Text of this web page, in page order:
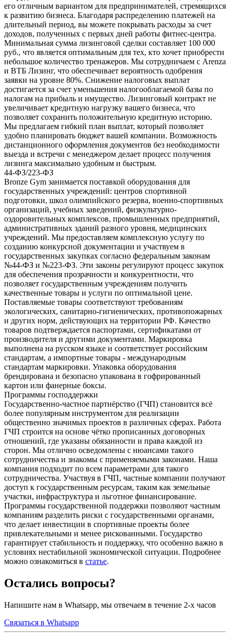
его отличным вариантом для предпринимателей, стремящихся
к развитию бизнеса. Благодаря распределению платежей на
длительный период, вы можете покрывать расходы за счет
доходов, полученных с первых дней работы фитнес-центра.
Минимальная сумма лизинговой сделки составляет 100 000
руб., что является оптимальным для тех, кто хочет приобрести
небольшое количество тренажеров. Мы сотрудничаем с Arenza
и ВТБ Лизинг, что обеспечивает вероятность одобрения
заявки на уровне 80%. Снижение налоговых выплат
достигается за счет уменьшения налогооблагаемой базы по
налогам на прибыль и имущество. Лизинговый контракт не
увеличивает кредитную нагрузку вашего бизнеса, что
позволяет сохранить положительную кредитную историю.
Мы предлагаем гибкий план выплат, который позволяет
удобно планировать бюджет вашей компании. Возможность
дистанционного оформления документов без необходимости
выезда и встречи с менеджером делает процесс получения
лизинга максимально удобным и быстрым.
44-ФЗ/223-ФЗ
Bronze Gym занимается поставкой оборудования для
государственных учреждений: центров спортивной
подготовки, школ олимпийского резерва, военно-спортивных
организаций, учебных заведений, физкультурно-
оздоровительных комплексов, промышленных предприятий,
административных зданий разного уровня, медицинских
учреждений. Мы предоставляем комплексную услугу по
созданию конкурсной документации и участвуем в
государственных закупках согласно федеральным законам
№44-ФЗ и №223-ФЗ. Эти законы регулируют процесс закупок
для обеспечения прозрачности и конкурентности, что
позволяет государственным учреждениям получить
качественные товары и услуги по оптимальной цене.
Поставляемые товары соответствуют требованиям
экологических, санитарно-гигиенических, противопожарных
и других норм, действующих на территории РФ. Качество
товаров подтверждается паспортами, сертификатами от
производителя и другими документами. Маркировка
выполнена на русском языке и соответствует российским
стандартам, а импортные товары - международным
стандартам маркировки. Упаковка оборудования
брендирована и безопасно упакована в гофрированный
картон или фанерные боксы.
Программы господдержки
Государственно-частное партнёрство (ГЧП) становится всё
более популярным инструментом для реализации
общественно значимых проектов в различных сферах. Работа
ГЧП строится на основе чётко прописанных договорных
отношений, где указаны обязанности и права каждой из
сторон. Мы отлично осведомлены с нюансами такого
сотрудничества и знакомы с применяемыми законами. Наша
компания подходит по всем параметрами для такого
сотрудничества. Участвуя в ГЧП, частные компании получают
доступ к государственным ресурсам, таким как земельные
участки, инфраструктура и льготное финансирование.
Программы государственной поддержки позволяют частным
компаниям разделить риски с государственными органами,
что делает инвестиции в спортивные проекты более
привлекательными и менее рискованными. Государство
гарантирует стабильность и поддержку, что особенно важно в
условиях нестабильной экономической ситуации. Подробнее
можно ознакомиться в статье.
Остались вопросы?
Напишите нам в Whatsapp, мы отвечаем в течение 2-х часов
Связаться в Whatsapp